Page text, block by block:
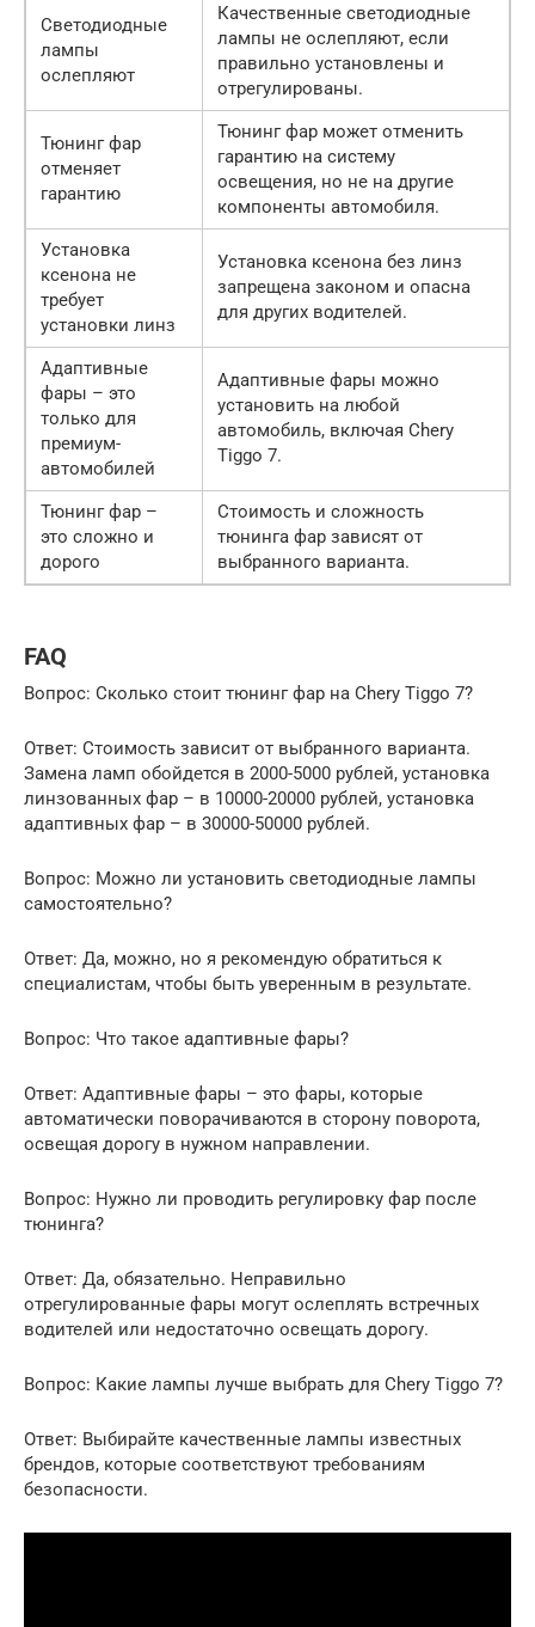
Светодиодные
лампы
ослепляют
Качественные светодиодные
лампы не ослепляют, если
правильно установлены и
отрегулированы.
Тюнинг фар
отменяет
гарантию
Тюнинг фар может отменить
гарантию на систему
освещения, но не на другие
компоненты автомобиля.
Установка
ксенона не
требует
установки линз
Установка ксенона без линз
запрещена законом и опасна
для других водителей.
Адаптивные
фары – это
только для
премиум-
автомобилей
Адаптивные фары можно
установить на любой
автомобиль, включая Chery
Tiggo 7.
Тюнинг фар –
это сложно и
дорого
Стоимость и сложность
тюнинга фар зависят от
выбранного варианта.
FAQ
Вопрос: Сколько стоит тюнинг фар на Chery Tiggo 7?
Ответ: Стоимость зависит от выбранного варианта.
Замена ламп обойдется в 2000-5000 рублей, установка
линзованных фар – в 10000-20000 рублей, установка
адаптивных фар – в 30000-50000 рублей.
Вопрос: Можно ли установить светодиодные лампы
самостоятельно?
Ответ: Да, можно, но я рекомендую обратиться к
специалистам, чтобы быть уверенным в результате.
Вопрос: Что такое адаптивные фары?
Ответ: Адаптивные фары – это фары, которые
автоматически поворачиваются в сторону поворота,
освещая дорогу в нужном направлении.
Вопрос: Нужно ли проводить регулировку фар после
тюнинга?
Ответ: Да, обязательно. Неправильно
отрегулированные фары могут ослеплять встречных
водителей или недостаточно освещать дорогу.
Вопрос: Какие лампы лучше выбрать для Chery Tiggo 7?
Ответ: Выбирайте качественные лампы известных
брендов, которые соответствуют требованиям
безопасности.